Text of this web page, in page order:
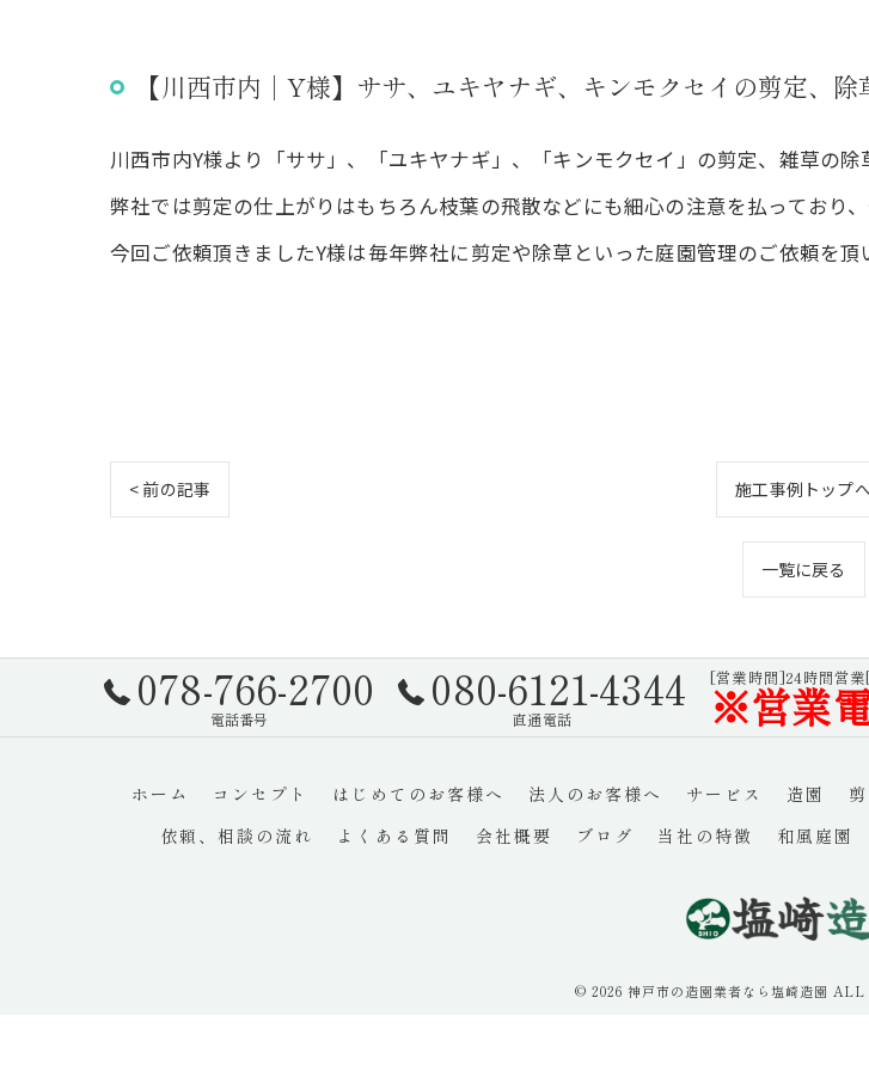
【川西市内｜Y様】ササ、ユキヤナギ、キンモクセイの剪定、除
川西市内Y様より「ササ」、「ユキヤナギ」、「キンモクセイ」の剪定、雑草の除
弊社では剪定の仕上がりはもちろん枝葉の飛散などにも細心の注意を払っており
今回ご依頼頂きましたY様は毎年弊社に剪定や除草といった庭園管理のご依頼を
< 前の記事 施工事例トップへ
一覧に戻る
078-766-2700
電話番号
080-6121-4344
直通電話
[営業時間]24時間営
※営業
ホーム コンセプト はじめてのお客様へ 法人のお客様へ サービス 造園
依頼、相談の流れ
よくある質問 会社概要 ブログ 当社の特徴 和風庭園
© 2026 神戸市の造園業者なら塩崎造園